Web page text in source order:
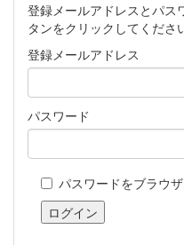
登録メールアドレスとパス
タンをクリックしてくださ
登録メールアドレス
パスワード
パスワードをブラウ